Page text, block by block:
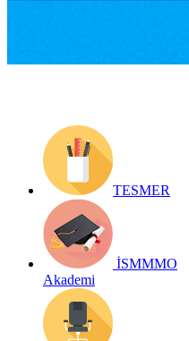
TESMER
İSMMMO
Akademi